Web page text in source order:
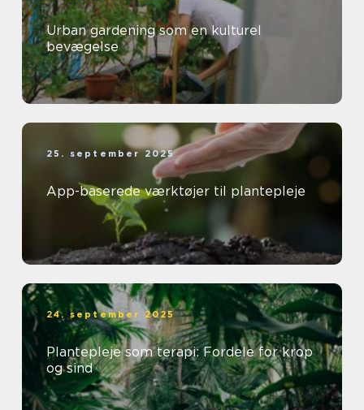
Urban gardening som en kulturel
bevægelse
25. september 2025
App-baserede værktøjer til plantepleje
24. september 2025
Plantepleje som terapi: Fordele for krop
og sind